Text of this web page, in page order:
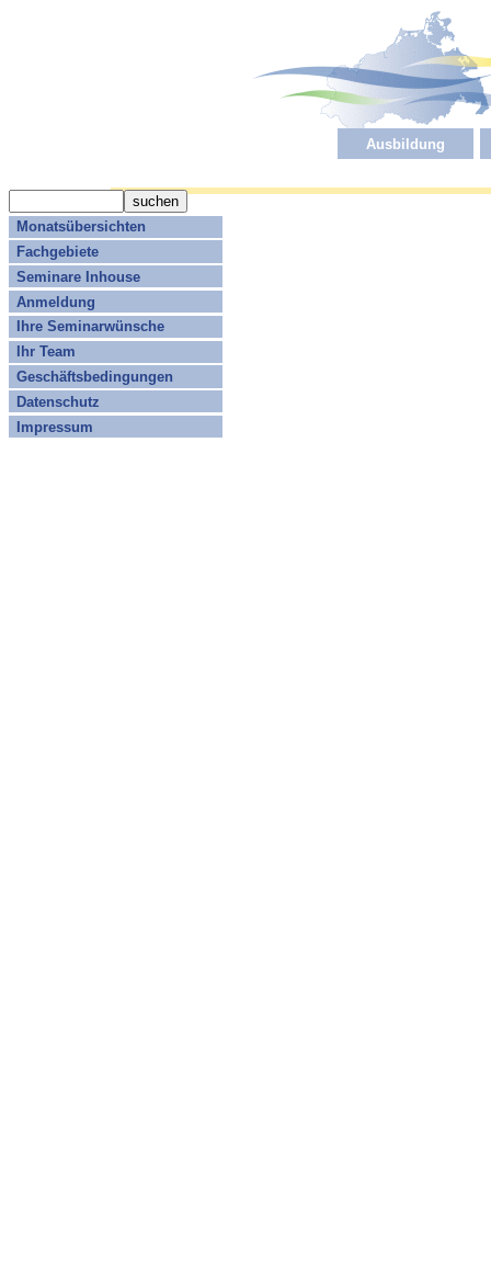
Ausbildung
Monatsübersichten
Fachgebiete
Seminare Inhouse
Anmeldung
Ihre Seminarwünsche
Ihr Team
Geschäftsbedingungen
Datenschutz
Impressum